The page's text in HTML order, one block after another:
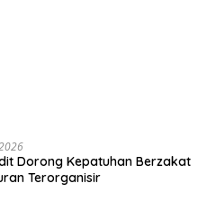
Dorong Kepatuhan Berzakat
Terorganisir